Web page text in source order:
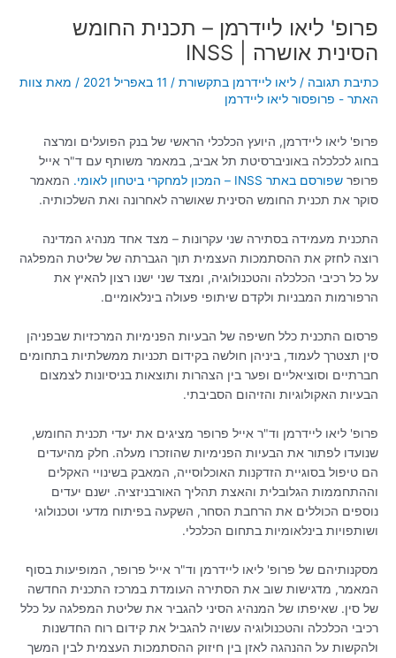
פרופ' ליאו ליידרמן – תכנית החומש
הסינית אושרה | INSS
כתיבת תגובה / ליאו ליידרמן בתקשורת / 11 באפריל 2021 / מאת צוות
האתר - פרופסור ליאו ליידרמן
פרופ' ליאו ליידרמן, היועץ הכלכלי הראשי של בנק הפועלים ומרצה
בחוג לכלכלה באוניברסיטת תל אביב, במאמר משותף עם ד"ר אייל
פרופר שפורסם באתר INSS – המכון למחקרי ביטחון לאומי.
המאמר
סוקר את תכנית החומש הסינית שאושרה לאחרונה ואת השלכותיה.
התכנית מעמידה בסתירה שני עקרונות – מצד אחד מנהיג המדינה
רוצה לחזק את ההסתמכות העצמית תוך הגברתה של שליטת המפלגה
על כל רכיבי הכלכלה והטכנולוגיה, ומצד שני ישנו רצון להאיץ את
הרפורמות המבניות ולקדם שיתופי פעולה בינלאומיים.
פרסום התכנית כלל חשיפה של הבעיות הפנימיות המרכזיות שבפניהן
סין תצטרך לעמוד, ביניהן חולשה בקידום תכניות ממשלתיות בתחומים
חברתיים וסוציאליים ופער בין הצהרות ותוצאות בניסיונות לצמצום
הבעיות האקולוגיות והזיהום הסביבתי.
פרופ' ליאו ליידרמן וד"ר אייל פרופר מציגים את יעדי תכנית החומש,
שנועדו לפתור את הבעיות הפנימיות שהוזכרו מעלה. חלק מהיעדים
הם טיפול בסוגיית הזדקנות האוכלוסייה, המאבק בשינויי האקלים
וההתחממות הגלובלית והאצת תהליך האורבניזציה. ישנם יעדים
נוספים הכוללים את הרחבת הסחר, השקעה בפיתוח מדעי וטכנולוגי
ושותפויות בינלאומיות בתחום הכלכלי.
מסקנותיהם של פרופ' ליאו ליידרמן וד"ר אייל פרופר, המופיעות בסוף
המאמר, מדגישות שוב את הסתירה העומדת במרכז התכנית החדשה
של סין. שאיפתו של המנהיג הסיני להגביר את שליטת המפלגה על כלל
רכיבי הכלכלה והטכנולוגיה עשויה להגביל את קידום רוח החדשנות
ולהקשות על ההנהגה לאזן בין חיזוק ההסתמכות העצמית לבין המשך